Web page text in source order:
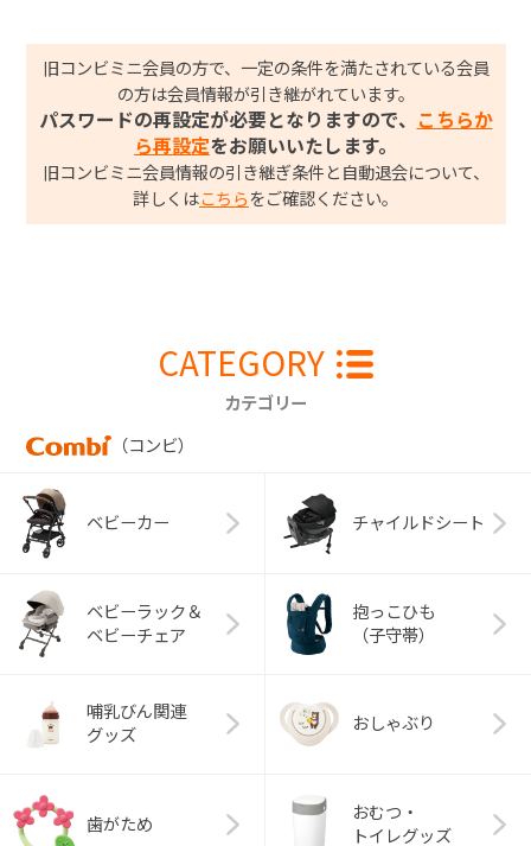
旧コンビミニ会員の方で、一定の条件を満たされている会員
の方は会員情報が引き継がれています。
パスワードの再設定が必要となりますので、
こちらか
ら再設定をお願いいたします。
旧コンビミニ会員情報の引き継ぎ条件と自動退会について、
詳しくはこちら をご確認ください。
CATEGORY
カテゴリー
（コンビ）
ベビーカー チャイルドシート
ベビーラック＆
ベビーチェア
抱っこひも
（子守帯）
哺乳びん関連
グッズ
おしゃぶり
歯がため
おむつ・
トイレグッズ